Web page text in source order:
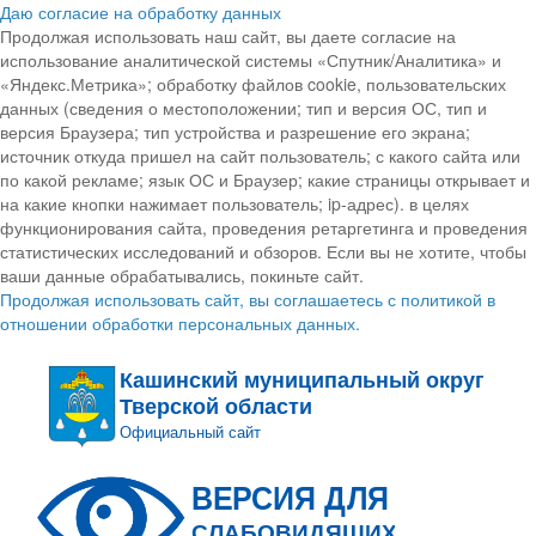
Даю согласие на обработку данных
Продолжая использовать наш сайт, вы даете согласие на
использование аналитической системы «Спутник/Аналитика» и
«Яндекс.Метрика»; обработку файлов cookie, пользовательских
данных (сведения о местоположении; тип и версия ОС, тип и
версия Браузера; тип устройства и разрешение его экрана;
источник откуда пришел на сайт пользователь; с какого сайта или
по какой рекламе; язык ОС и Браузер; какие страницы открывает и
на какие кнопки нажимает пользователь; ip-адрес). в целях
функционирования сайта, проведения ретаргетинга и проведения
статистических исследований и обзоров. Если вы не хотите, чтобы
ваши данные обрабатывались, покиньте сайт.
Продолжая использовать сайт, вы соглашаетесь с политикой в
отношении обработки персональных данных.